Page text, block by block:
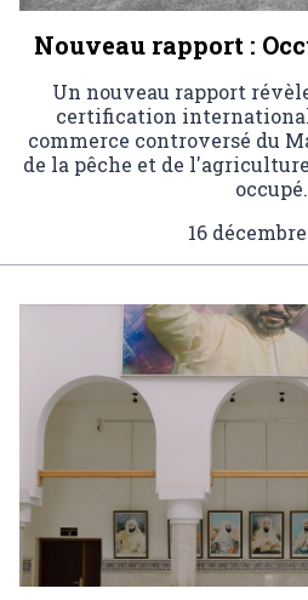
Nouveau rapport :
Un nouveau rapport
certification
commerce controversé du
de la pêche et de
occupé.
16